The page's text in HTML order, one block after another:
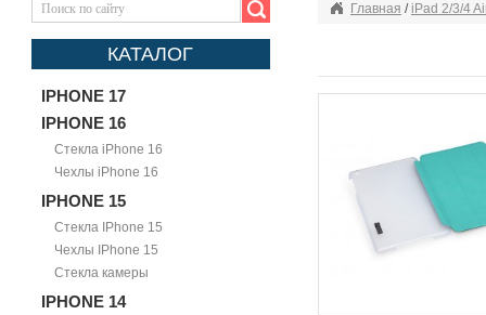
КАТАЛОГ
IPHONE 17
IPHONE 16
Стекла iPhone 16
Чехлы iPhone 16
IPHONE 15
Стекла IPhone 15
Чехлы IPhone 15
Стекла камеры
IPHONE 14
Главная / iPad 2/3/4